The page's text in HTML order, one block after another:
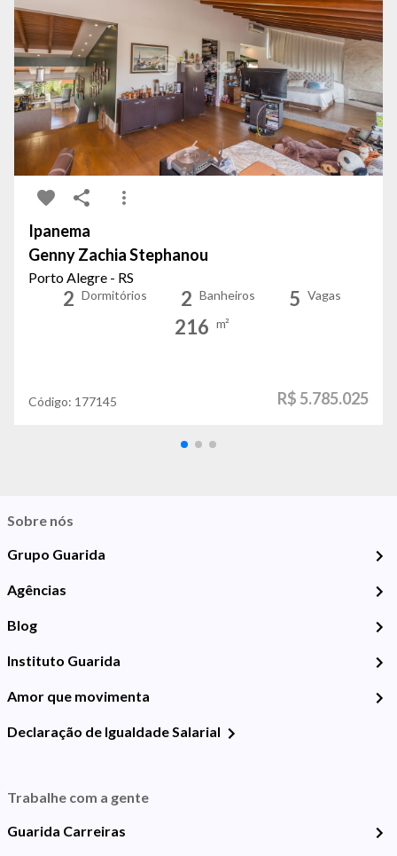
Ipanema
Genny Zachia Stephanou
Porto Alegre - RS
2 Dormitórios 2 Banheiros 5 Vagas
216 m²
Código: 177145 R$ 5.785.025
Sobre nós
Grupo Guarida
Agências
Blog
Instituto Guarida
Amor que movimenta
Declaração de Igualdade Salarial
Trabalhe com a gente
Guarida Carreiras